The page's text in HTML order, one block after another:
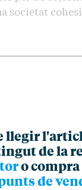
societat
llegir
de la
o
de